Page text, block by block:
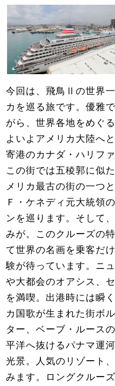
今回は、飛鳥Ⅱの世界
カを巡る旅です。優雅
がら、世界各地をめぐ
よいよアメリカ大陸へ
寄港のカナダ・ハリフ
この街では五稜郭に似
メリカ最古の街の一つ
Ｆ・ケネディ元大統領
ンを巡ります。そして
みが。このクルーズの
て世界の名画を乗客だ
験が待っています。ニ
や大都会のオアシス、
を満喫。出港時には瞬
カ国歌が生まれた街ボ
ター、ベーブ・ルース
平洋へ抜けるパナマ運
光景。人気のリゾート
みます。ロングクルー